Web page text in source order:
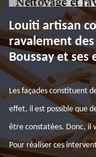
Louiti artisan
ravalement
Boussay et ses
Les façades constituent
effet, il est possible que
être constatées. Donc, il
Pour réaliser ces